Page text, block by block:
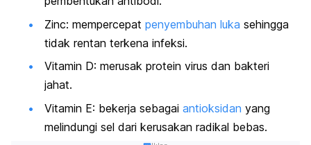
Zinc: mempercepat penyembuhan luka sehingga
tidak rentan terkena infeksi.
Vitamin D: merusak protein virus dan bakteri
jahat.
Vitamin E: bekerja sebagai antioksidan yang
melindungi sel dari kerusakan radikal bebas.